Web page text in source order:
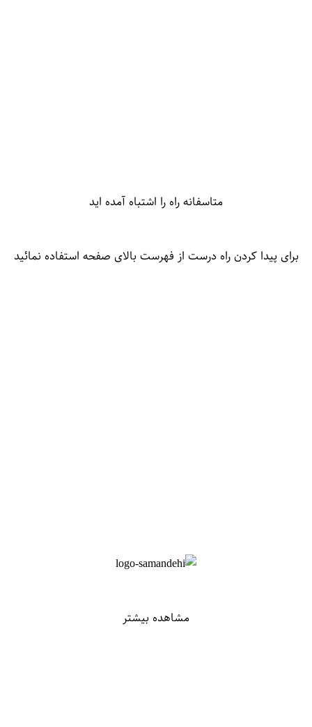
متاسفانه راه را اشتباه آمده اید
برای پیدا کردن راه درست از فهرست بالای صفحه استفاده نمائید
مشاهده بیشتر